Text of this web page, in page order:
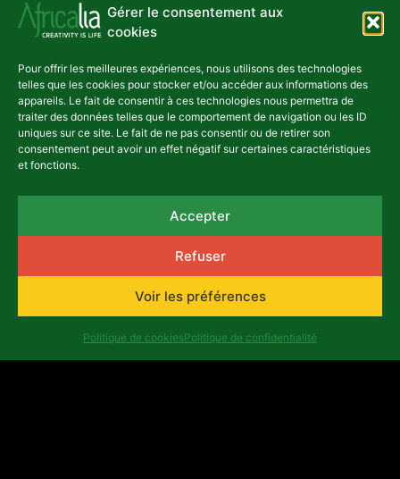
Gérer le consentement aux
cookies
Pour offrir les meilleures expériences, nous utilisons des technologies
telles que les cookies pour stocker et/ou accéder aux informations des
appareils. Le fait de consentir à ces technologies nous permettra de
traiter des données telles que le comportement de navigation ou les ID
uniques sur ce site. Le fait de ne pas consentir ou de retirer son
consentement peut avoir un effet négatif sur certaines caractéristiques
et fonctions.
Accepter
Refuser
Voir les préférences
Politique de cookiesPolitique de confidentialité
NEWSLETTER
asbl Africalia vzw
Rue du Congrès 13
Belgique
Archives
Code éthique
Politique de confidentialité